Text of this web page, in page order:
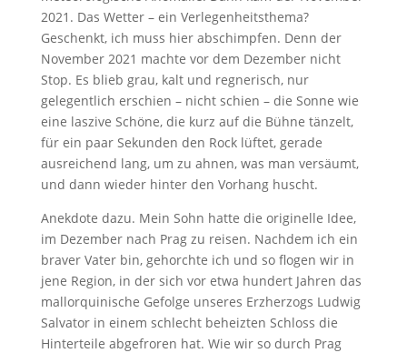
2021. Das Wetter – ein Verlegenheitsthema?
Geschenkt, ich muss hier abschimpfen. Denn der
November 2021 machte vor dem Dezember nicht
Stop. Es blieb grau, kalt und regnerisch, nur
gelegentlich erschien – nicht schien – die Sonne wie
eine laszive Schöne, die kurz auf die Bühne tänzelt,
für ein paar Sekunden den Rock lüftet, gerade
ausreichend lang, um zu ahnen, was man versäumt,
und dann wieder hinter den Vorhang huscht.
Anekdote dazu. Mein Sohn hatte die originelle Idee,
im Dezember nach Prag zu reisen. Nachdem ich ein
braver Vater bin, gehorchte ich und so flogen wir in
jene Region, in der sich vor etwa hundert Jahren das
mallorquinische Gefolge unseres Erzherzogs Ludwig
Salvator in einem schlecht beheizten Schloss die
Hinterteile abgefroren hat. Wie wir so durch Prag